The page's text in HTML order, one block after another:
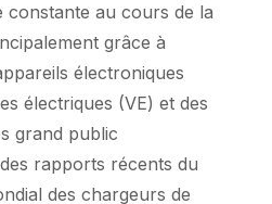
au cours de la
grâce à
électroniques
électriques (VE) et des
grand public
rapports récents du
des chargeurs de